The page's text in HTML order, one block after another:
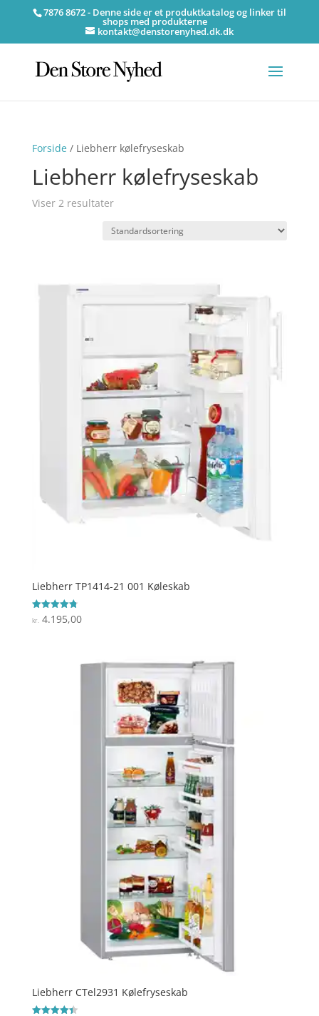
7876 8672 - Denne side er et produktkatalog og linker til
shops med produkterne
kontakt@denstorenyhed.dk.dk
Forside/ Liebherr kølefryseskab
Liebherr kølefryseskab
Viser 2 resultater
Liebherr TP1414-21 001 Køleskab
Vurderet
4.8
kr. 4.195,00
Liebherr CTel2931 Kølefryseskab